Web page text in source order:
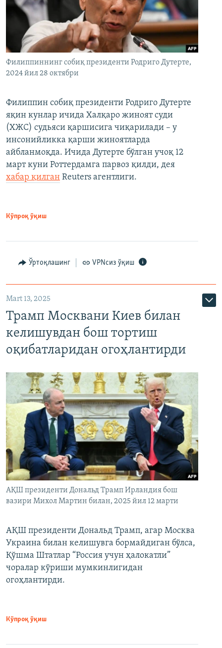
Филиппиннинг собиқ президенти Родриго Дутерте,
2024 йил 28 октябри
Филиппин собиқ президенти Родриго Дутерте
яқин кунлар ичида Халқаро жиноят суди
(ХЖС) судьяси қаршисига чиқарилади – у
инсонийликка қарши жиноятларда
айбланмоқда. Ичида Дутерте бўлган учоқ 12
март куни Роттердамга парвоз қилди, дея
хабар қилган Reuters агентлиги.
Кўпроқ ўқиш
Ўртоқлашинг VPNсиз ўқиш
Mart 13, 2025
Трамп Москвани Киев билан
келишувдан бош тортиш
оқибатларидан огоҳлантирди
АҚШ президенти Дональд Трамп Ирландия бош
вазири Михол Мартин билан, 2025 йил 12 марти
АҚШ президенти Дональд Трамп, агар Москва
Украина билан келишувга бормайдиган бўлса,
Қўшма Штатлар “Россия учун ҳалокатли”
чоралар кўриши мумкинлигидан
огоҳлантирди.
Кўпроқ ўқиш